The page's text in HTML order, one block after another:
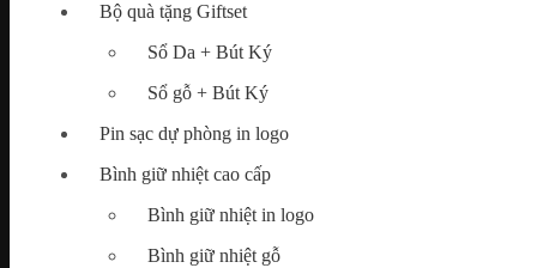
Bộ quà tặng Giftset
Sổ Da + Bút Ký
Sổ gỗ + Bút Ký
Pin sạc dự phòng in logo
Bình giữ nhiệt cao cấp
Bình giữ nhiệt in logo
Bình giữ nhiệt gỗ